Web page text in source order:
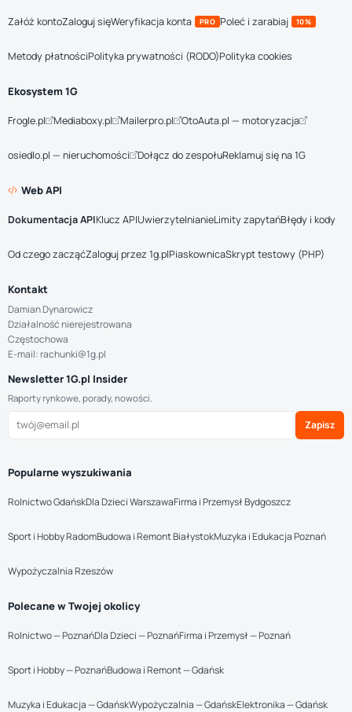
Załóż kontoZaloguj sięWeryfikacja konta PRO Poleć i zarabiaj 10%
Metody płatnościPolityka prywatności (RODO)Polityka cookies
Ekosystem 1G
Frogle.pl Mediaboxy.pl Mailerpro.pl OtoAuta.pl — motoryzacja
osiedlo.pl — nieruchomości Dołącz do zespołuReklamuj się na 1G
Web API
Dokumentacja APIKlucz APIUwierzytelnianieLimity zapytańBłędy i kody
Od czego zacząćZaloguj przez 1g.plPiaskownicaSkrypt testowy (PHP)
Kontakt
Damian Dynarowicz
Działalność nierejestrowana
Częstochowa
E-mail: rachunki@1g.pl
Newsletter 1G.pl Insider
Raporty rynkowe, porady, nowości.
Zapisz
Popularne wyszukiwania
Rolnictwo GdańskDla Dzieci WarszawaFirma i Przemysł Bydgoszcz
Sport i Hobby RadomBudowa i Remont BiałystokMuzyka i Edukacja Poznań
Wypożyczalnia Rzeszów
Polecane w Twojej okolicy
Rolnictwo — PoznańDla Dzieci — PoznańFirma i Przemysł — Poznań
Sport i Hobby — PoznańBudowa i Remont — Gdańsk
Muzyka i Edukacja — GdańskWypożyczalnia — GdańskElektronika — Gdańsk